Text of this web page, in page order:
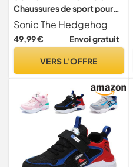
Chaussures de sport pour
enfants, garçons, avec
lumière LED, baskets
officielles sous licence
lumineuse, bande de
garçons et filles, tailles
Sonic The Hedgehog
49,99 € Envoi gratuit
VERS L'OFFRE